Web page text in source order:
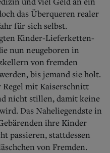
das Überqueren realer
für sich selbst.
Kinder-Lieferketten-
nun neugeboren in
von fremden
bis jemand sie holt.
mit Kaiserschnitt
nicht stillen, damit keine
Das Naheliegendste in
ihre Kinder
passieren, stattdessen
von Fremden.